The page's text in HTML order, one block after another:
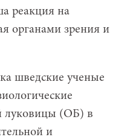
реакция на
органами зрения и
шведские ученые
луковицы (ОБ) в
и